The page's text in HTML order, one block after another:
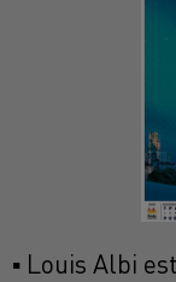
▪ Louis Albi